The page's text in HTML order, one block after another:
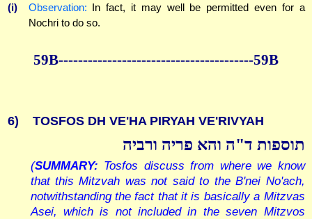
(i) Observation: In fact, it may well be permitted even for a
Nochri to do so.
59B----------------------------------------59B
6) TOSFOS DH VE'HA PIRYAH VE'RIVYAH
תוספות ד"ה והא פריה ורביה
(SUMMARY: Tosfos discuss from where we know
that this Mitzvah was not said to the B'nei No'ach,
notwithstanding the fact that it is basically a Mitzvas
Asei, which is not included in the seven Mitzvos